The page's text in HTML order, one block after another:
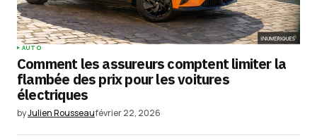
AUTO
Comment les assureurs comptent limiter la
flambée des prix pour les voitures
électriques
byJulien Rousseaufévrier 22, 2026